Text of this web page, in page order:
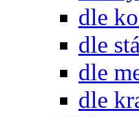
dle
dle
dle
dle